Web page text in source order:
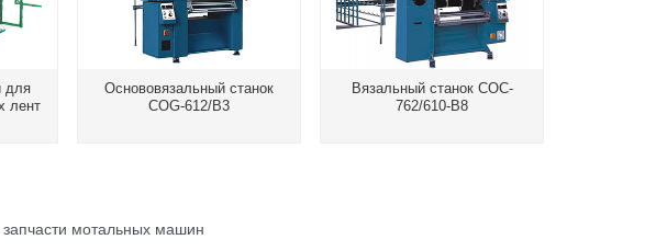
для
лент
Основовязальный станок
СОG-612/В3
Вязальный станок COC-
762/610-B8
запчасти мотальных машин